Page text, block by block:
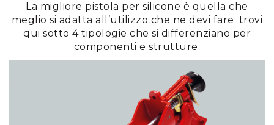
La migliore pistola per silicone è quella che
meglio si adatta all’utilizzo che ne devi fare: trovi
qui sotto 4 tipologie che si differenziano per
componenti e strutture.